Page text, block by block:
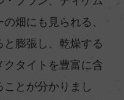
畑にも見られる、
膨張し、乾燥する
クタイトを豊富に含
とが分かりまし